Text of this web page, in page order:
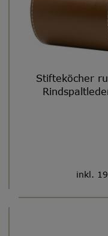
Stifteköcher
inkl.